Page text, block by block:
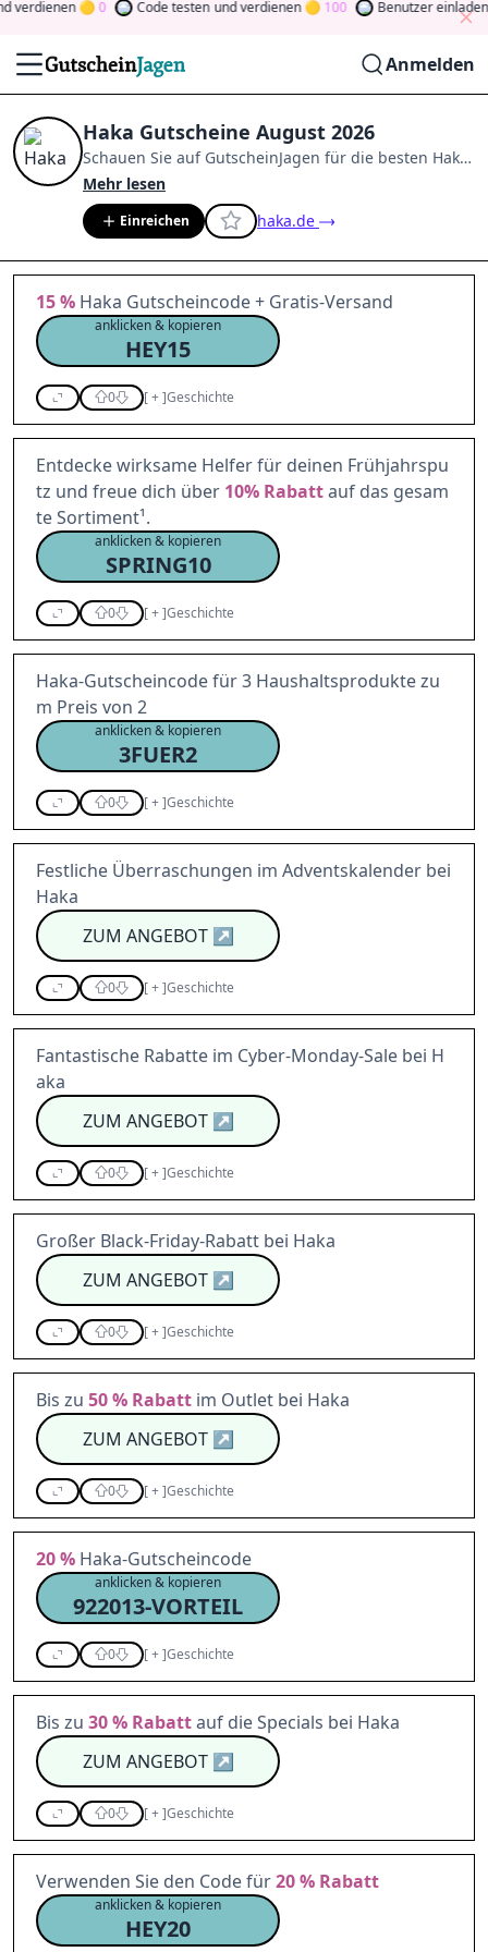
0 Code testen und verdienen 100 Benutzer einladen
Anmelden
Haka Gutscheine August 2026
Schauen Sie auf GutscheinJagen für die besten Haka-
Angebote im
Community und verdienen Sie Tokens, indem Sie
durch Abstimmen, Testen, Teilen und mehr
beitragen. Drehen Sie den Glücksklee
Sie Geld
Mehr lesen
Einreichen haka.de
15 % Haka Gutscheincode + Gratis-Versand
anklicken & kopieren
HEY15
0 [+]Geschichte
Entdecke wirksame Helfer für deinen Frühjahrspu
tz und freue dich über 10% Rabattauf das gesam
te Sortiment¹.
anklicken & kopieren
SPRING10
0 [+]Geschichte
Haka-Gutscheincode für 3 Haushaltsprodukte zu
m Preis von 2
anklicken & kopieren
3FUER2
0 [+]Geschichte
Festliche Überraschungen im Adventskalender bei
Haka
ZUM ANGEBOT↗
0 [+]Geschichte
Fantastische Rabatte im Cyber-Monday-Sale bei H
aka
ZUM ANGEBOT↗
0 [+]Geschichte
Großer Black-Friday-Rabatt bei Haka
ZUM ANGEBOT↗
0 [+]Geschichte
Bis zu 50 % Rabatt im Outlet bei Haka
ZUM ANGEBOT↗
0 [+]Geschichte
20 % Haka-Gutscheincode
anklicken & kopieren
922013-VORTEIL
0 [+]Geschichte
Bis zu 30 % Rabattauf die Specials bei Haka
ZUM ANGEBOT↗
0 [+]Geschichte
Verwenden Sie den Code für20 % Rabatt
anklicken & kopieren
HEY20